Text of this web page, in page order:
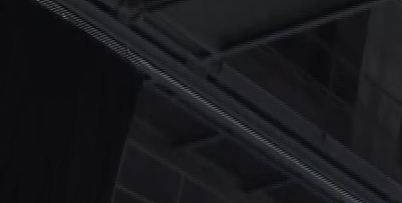
お手続きのご案内
保険金・給付金のお支払いについて
満期保険金などのご請求
保険をご検討のお客さま トップ
探してみよう！あなたにぴったりな保険
法人のお客さま
各都道府県中小企業団体中央会の会員の
知る・楽しむ トップ
大樹生命について